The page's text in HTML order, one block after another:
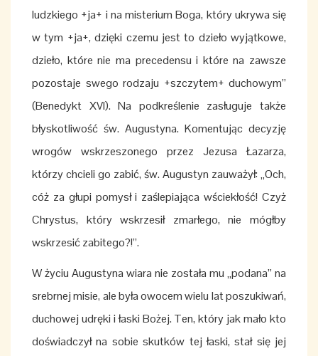
ludzkiego +ja+ i na misterium Boga, który ukrywa się
w tym +ja+, dzięki czemu jest to dzieło wyjątkowe,
dzieło, które nie ma precedensu i które na zawsze
pozostaje swego rodzaju +szczytem+ duchowym”
(Benedykt XVI). Na podkreślenie zasługuje także
błyskotliwość św. Augustyna. Komentując decyzję
wrogów wskrzeszonego przez Jezusa Łazarza,
którzy chcieli go zabić, św. Augustyn zauważył: „Och,
cóż za głupi pomysł i zaślepiająca wściekłość! Czyż
Chrystus, który wskrzesił zmarłego, nie mógłby
wskrzesić zabitego?!”.
W życiu Augustyna wiara nie została mu „podana” na
srebrnej misie, ale była owocem wielu lat poszukiwań,
duchowej udręki i łaski Bożej. Ten, który jak mało kto
doświadczył na sobie skutków tej łaski, stał się jej